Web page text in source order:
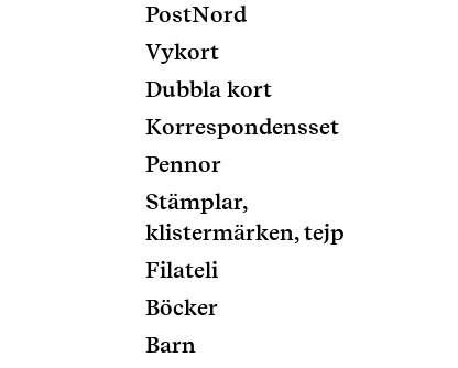
PostNord
Vykort
Dubbla kort
Korrespondensset
Pennor
Stämplar,
klistermärken, tejp
Filateli
Böcker
Barn